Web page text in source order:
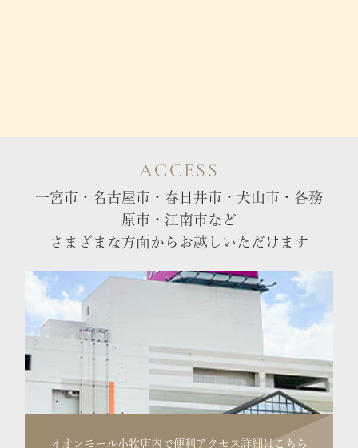
ACCESS
一宮市・名古屋市・春日井市・犬山市・各務
原市・江南市など
さまざまな方面からお越しいただけます
イオンモール小牧店内で便利 アクセス詳細はこちら